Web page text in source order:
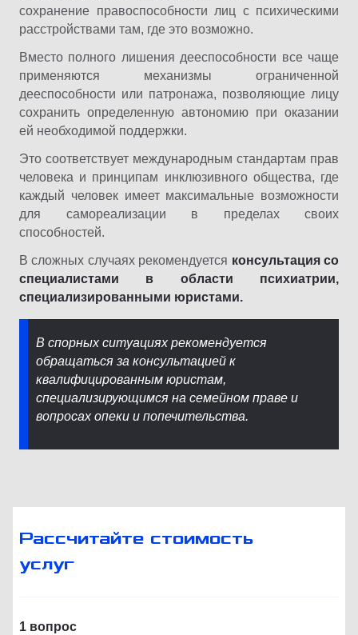
сохранение правоспособности лиц с психическими
расстройствами там, где это возможно.
Вместо полного лишения дееспособности все чаще
применяются механизмы ограниченной
дееспособности или патронажа, позволяющие лицу
сохранить определенную автономию при оказании
ей необходимой поддержки.
Это соответствует международным стандартам прав
человека и принципам инклюзивного общества, где
каждый человек имеет максимальные возможности
для самореализации в пределах своих
способностей.
В сложных случаях рекомендуется консультация со
специалистами в области психиатрии,
специализированными юристами.
В спорных ситуациях рекомендуется
обращаться за консультацией к
квалифицированным юристам,
специализирующимся на семейном праве и
вопросах опеки и попечительства.
Рассчитайте стоимость
услуг
1 вопрос